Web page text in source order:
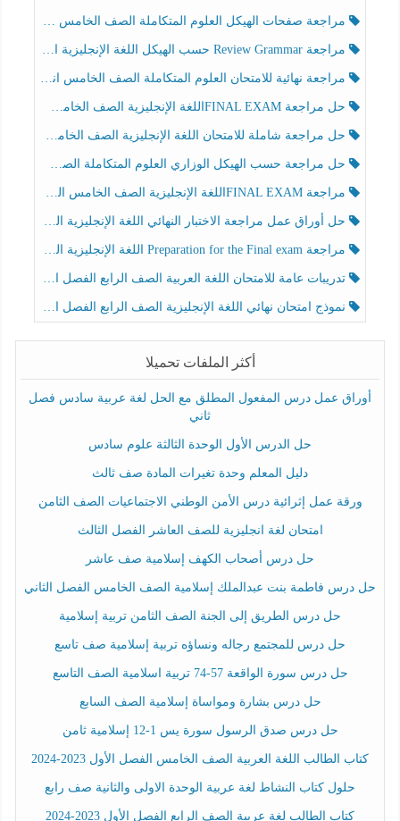
مراجعة صفحات الهيكل العلوم المتكاملة الصف الخامس انسبير الفصل الثالث
مراجعة Review Grammar حسب الهيكل اللغة الإنجليزية الصف الخامس الفصل الثالث
مراجعة نهائية للامتحان العلوم المتكاملة الصف الخامس انسبير الفصل الثالث
حل مراجعة FINAL EXAMاللغة الإنجليزية الصف الخامس الفصل الثالث
حل مراجعة شاملة للامتحان اللغة الإنجليزية الصف الخامس الفصل الثالث
حل مراجعة حسب الهيكل الوزاري العلوم المتكاملة الصف الخامس عام الفصل الثالث
مراجعة FINAL EXAMاللغة الإنجليزية الصف الخامس الفصل الثالث
حل أوراق عمل مراجعة الاختبار النهائي اللغة الإنجليزية الصف الرابع الفصل الثالث
مراجعة Preparation for the Final exam اللغة الإنجليزية الصف الرابع الفصل الثالث
تدريبات عامة للامتحان اللغة العربية الصف الرابع الفصل الثالث
نموذج امتحان نهائي اللغة الإنجليزية الصف الرابع الفصل الثالث
أكثر الملفات تحميلا
أوراق عمل درس المفعول المطلق مع الحل لغة عربية سادس فصل
ثاني
حل الدرس الأول الوحدة الثالثة علوم سادس
دليل المعلم وحدة تغيرات المادة صف ثالث
ورقة عمل إثرائية درس الأمن الوطني الاجتماعيات الصف الثامن
امتحان لغة انجليزية للصف العاشر الفصل الثالث
حل درس أصحاب الكهف إسلامية صف عاشر
حل درس فاطمة بنت عبدالملك إسلامية الصف الخامس الفصل الثاني
حل درس الطريق إلى الجنة الصف الثامن تربية إسلامية
حل درس للمجتمع رجاله ونساؤه تربية إسلامية صف تاسع
حل درس سورة الواقعة 57-74 تربية اسلامية الصف التاسع
حل درس بشارة ومواساة إسلامية الصف السابع
حل درس صدق الرسول سورة يس 1-12 إسلامية ثامن
كتاب الطالب اللغة العربية الصف الخامس الفصل الأول 2023-2024
حلول كتاب النشاط لغة عربية الوحدة الاولى والثانية صف رابع
كتاب الطالب لغة عربية الصف الرابع الفصل الأول 2023-2024